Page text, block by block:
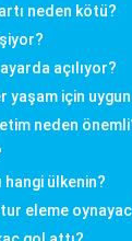
neden kötü?
açılıyor?
yaşam için
neden
hangi ülkenin?
eleme